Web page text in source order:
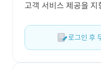
고객 서비스 제공을 지
로그인 후